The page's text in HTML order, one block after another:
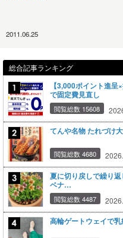
2011.06.25
総合記事ランキング
【3,000ポイント進
で固定費見直し
閲覧総数 15608
てんや名物 たれづけ
閲覧総数 4680
夏に切り戻しで繰り
ベナ…
閲覧総数 4487
高輪ゲートウェイで